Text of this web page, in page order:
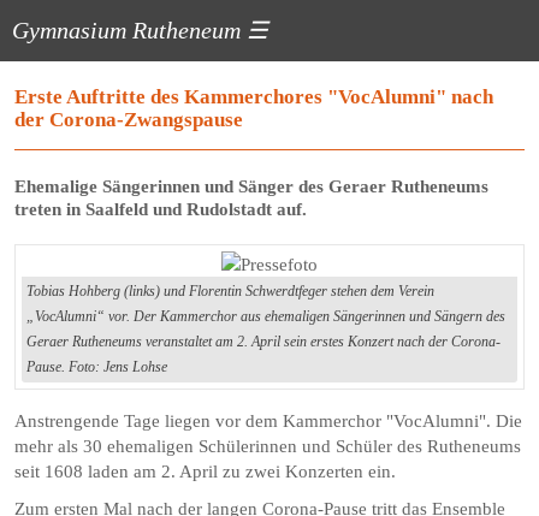
Gymnasium Rutheneum ☰
Erste Auftritte des Kammerchores "VocAlumni" nach
der Corona-Zwangspause
Ehemalige Sängerinnen und Sänger des Geraer Rutheneums
treten in Saalfeld und Rudolstadt auf.
Tobias Hohberg (links) und Florentin Schwerdtfeger stehen dem Verein
„VocAlumni“ vor. Der Kammerchor aus ehemaligen Sängerinnen und Sängern des
Geraer Rutheneums veranstaltet am 2. April sein erstes Konzert nach der Corona-
Pause. Foto: Jens Lohse
Anstrengende Tage liegen vor dem Kammerchor "VocAlumni". Die
mehr als 30 ehemaligen Schülerinnen und Schüler des Rutheneums
seit 1608 laden am 2. April zu zwei Konzerten ein.
Zum ersten Mal nach der langen Corona-Pause tritt das Ensemble